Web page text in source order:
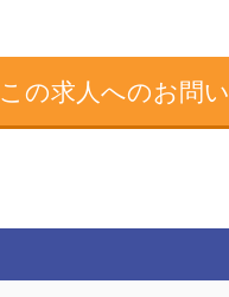
この求人へのお問